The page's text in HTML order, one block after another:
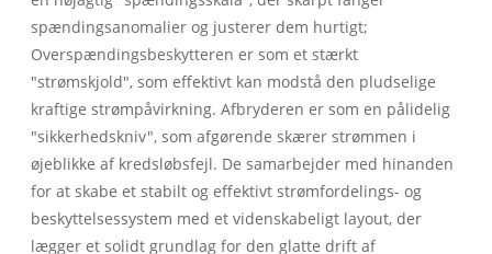
spændingsanomalier og justerer dem hurtigt;
Overspændingsbeskytteren er som et stærkt
"strømskjold", som effektivt kan modstå den pludselige
kraftige strømpåvirkning. Afbryderen er som en pålidelig
"sikkerhedskniv", som afgørende skærer strømmen i
øjeblikke af kredsløbsfejl. De samarbejder med hinanden
for at skabe et stabilt og effektivt strømfordelings- og
beskyttelsessystem med et videnskabeligt layout, der
lægger et solidt grundlag for den glatte drift af